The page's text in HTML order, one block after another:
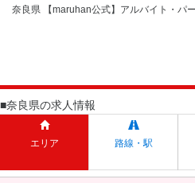
奈良県 【maruhan公式】アルバイト・パ
■奈良県の求人情報
エリア 路線・駅